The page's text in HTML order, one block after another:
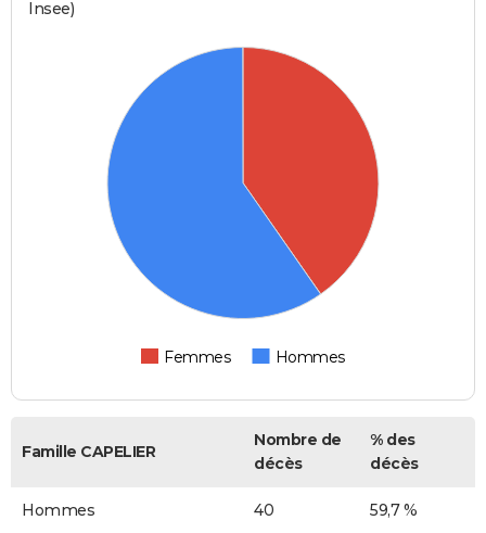
Insee)
Femmes Hommes
Famille CAPELIER
Nombre de
décès
% des
décès
Hommes 40 59,7 %